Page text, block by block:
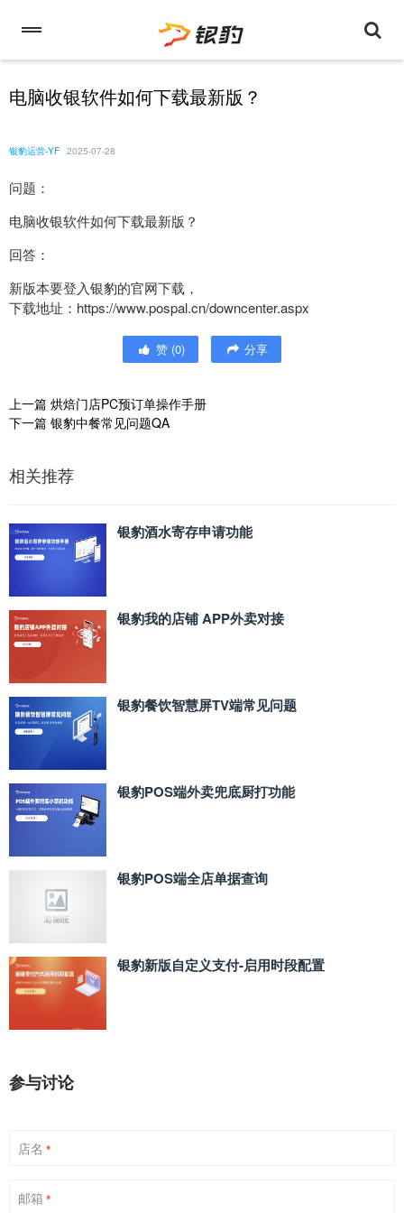
电脑收银软件如何下载最新版？
银豹运营-YF 2025-07-28
问题：
电脑收银软件如何下载最新版？
回答：
新版本要登入银豹的官网下载，
下载地址：https://www.pospal.cn/downcenter.aspx
赞 (0) 分享
上一篇 烘焙门店PC预订单操作手册
下一篇 银豹中餐常见问题QA
相关推荐
银豹酒水寄存申请功能
银豹我的店铺 APP外卖对接
银豹餐饮智慧屏TV端常见问题
银豹POS端外卖兜底厨打功能
银豹POS端全店单据查询
银豹新版自定义支付‑启用时段配置
参与讨论
店名 *
邮箱 *